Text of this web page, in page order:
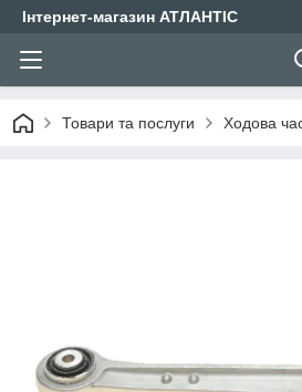
Інтернет-магазин АТЛАНТІС
Товари та послуги Ходова